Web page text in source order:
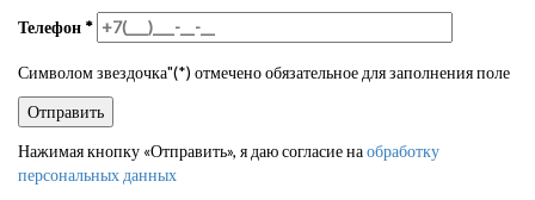
Телефон *
Символом звездочка"(*) отмечено обязательное для заполнения поле
Нажимая кнопку «Отправить», я даю согласие наобработку
персональных данных